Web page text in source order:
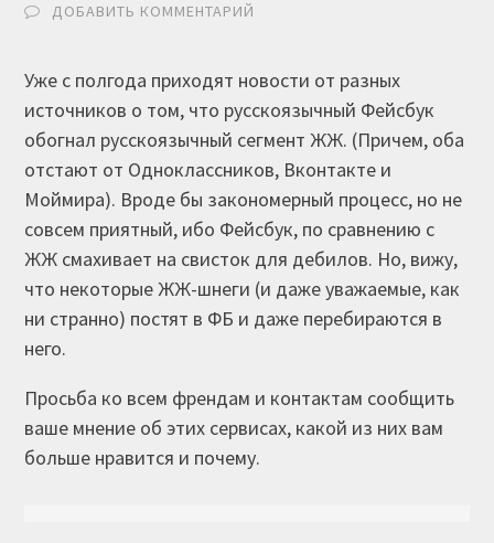
ДОБАВИТЬ КОММЕНТАРИЙ
Уже с полгода приходят новости от разных
источников о том, что русскоязычный Фейсбук
обогнал русскоязычный сегмент ЖЖ. (Причем, оба
отстают от Одноклассников, Вконтакте и
Моймира). Вроде бы закономерный процесс, но не
совсем приятный, ибо Фейсбук, по сравнению с
ЖЖ смахивает на свисток для дебилов. Но, вижу,
что некоторые ЖЖ-шнеги (и даже уважаемые, как
ни странно) постят в ФБ и даже перебираются в
него.
Просьба ко всем френдам и контактам сообщить
ваше мнение об этих сервисах, какой из них вам
больше нравится и почему.